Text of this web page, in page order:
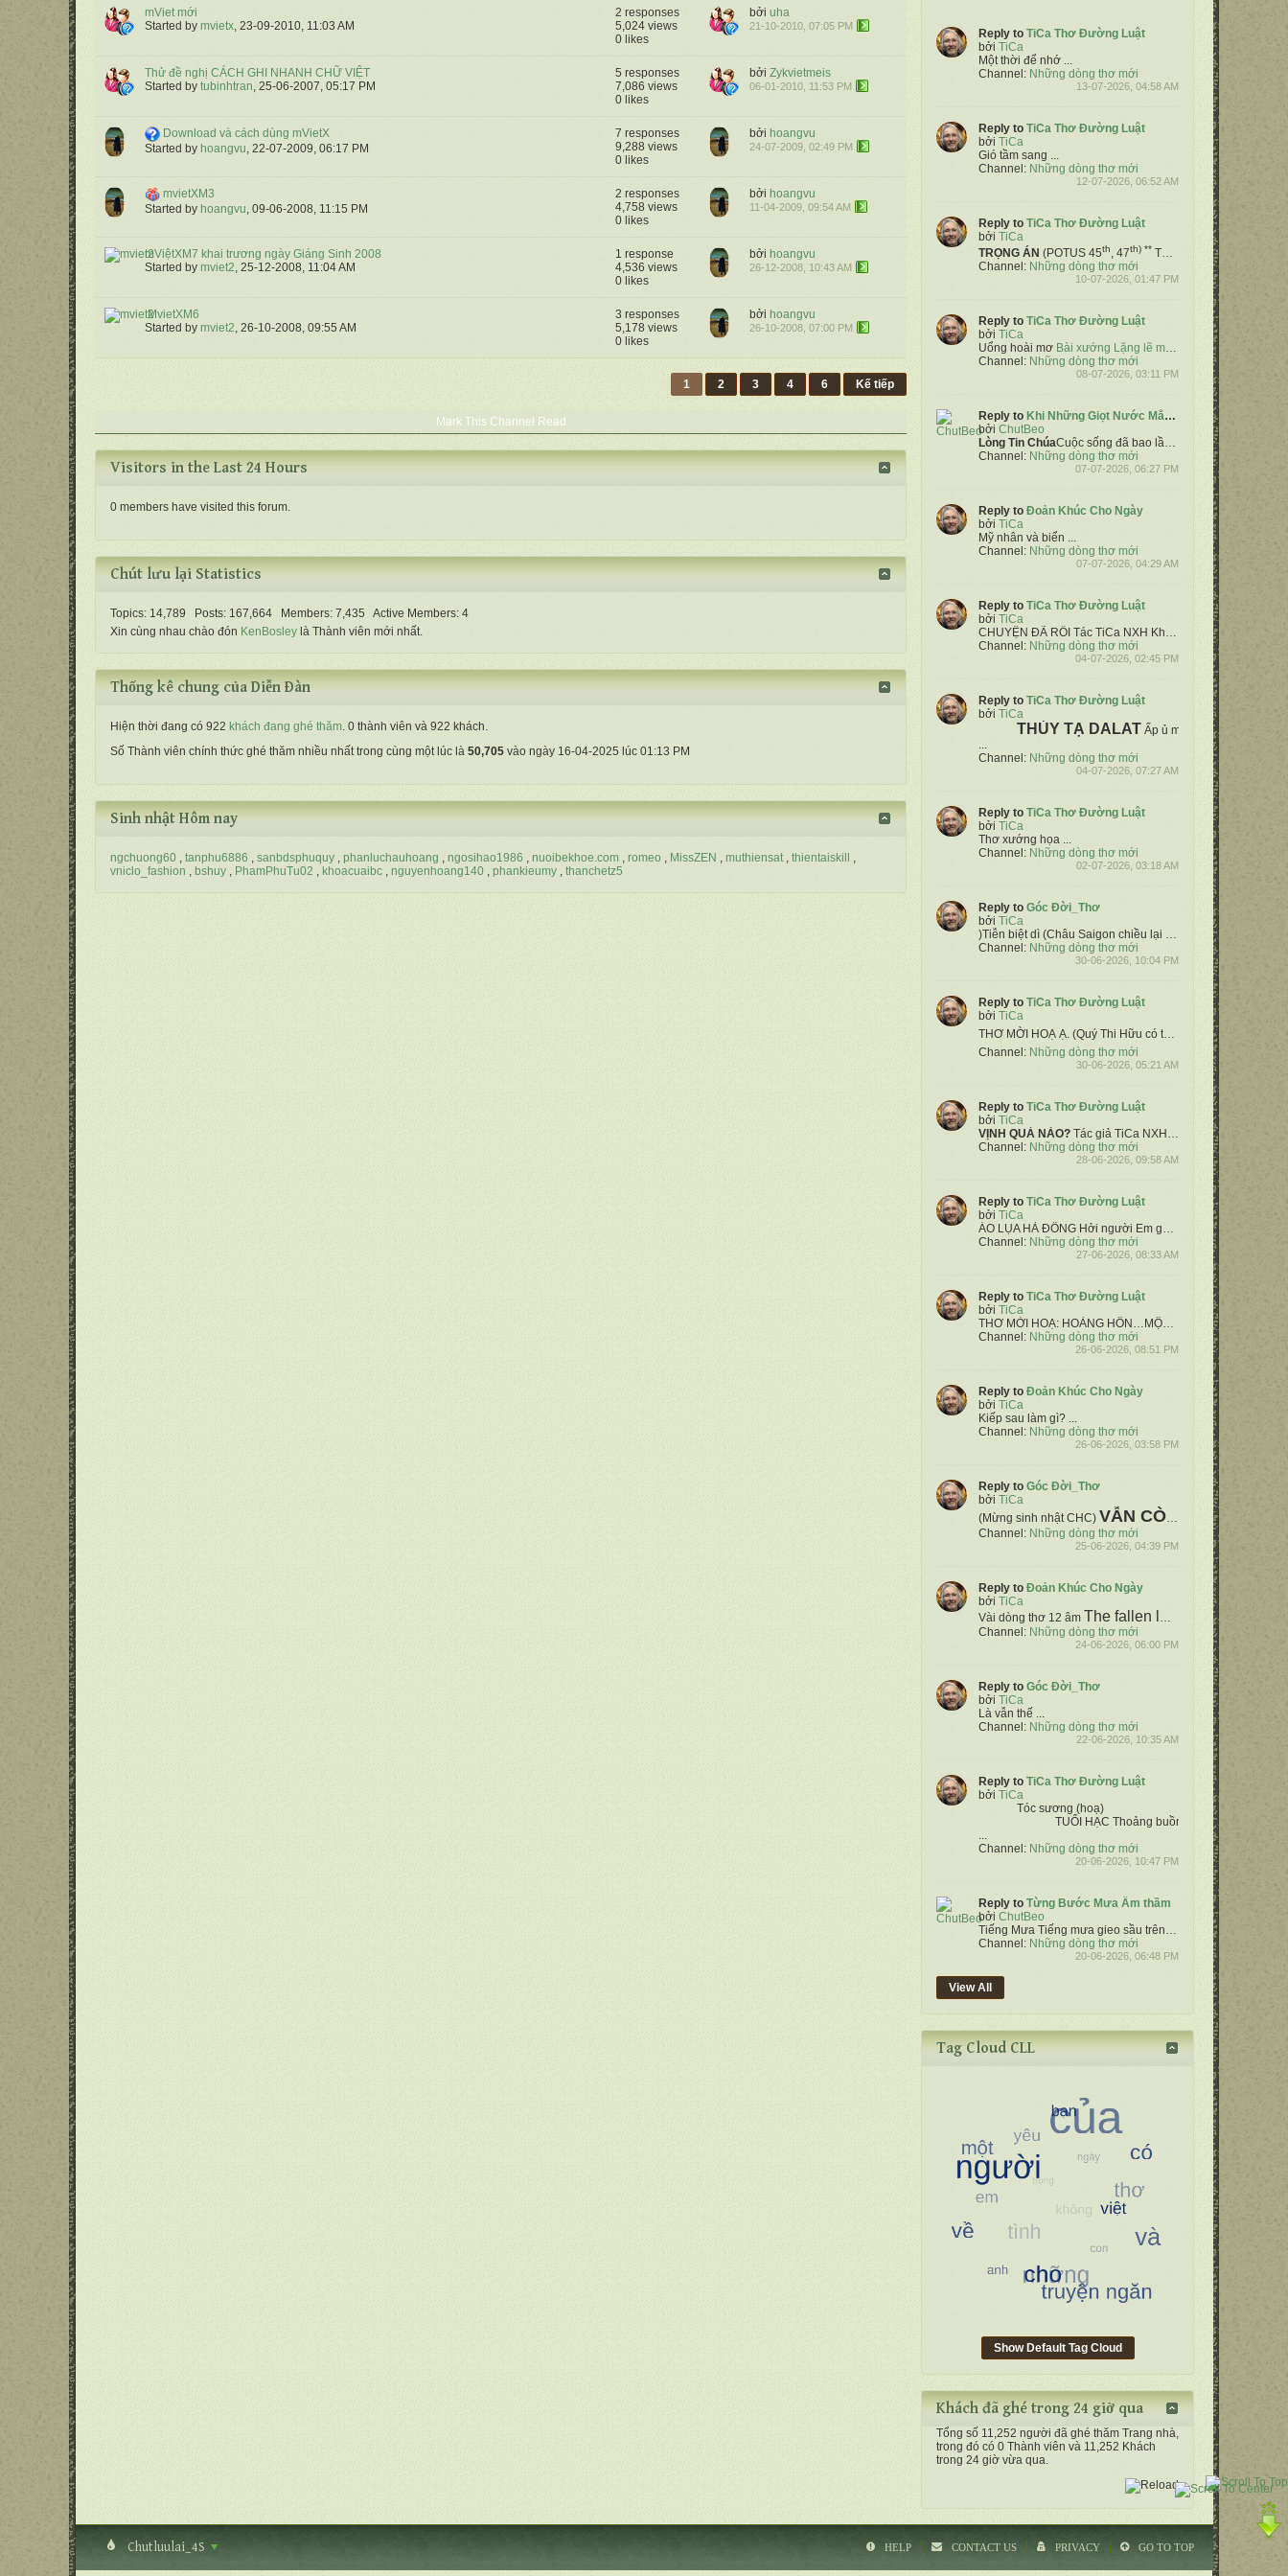
mViet mới
Started by mvietx, 23-09-2010, 11:03 AM
2 responses
5,024 views
0 likes
bởi uha
21-10-2010, 07:05 PM
Thử đề nghị CÁCH GHI NHANH CHỮ VIỆT
Started by tubinhtran, 25-06-2007, 05:17 PM
5 responses
7,086 views
0 likes
bởi Zykvietmeis
06-01-2010, 11:53 PM
Download và cách dùng mVietX
Started by hoangvu, 22-07-2009, 06:17 PM
7 responses
9,288 views
0 likes
bởi hoangvu
24-07-2009, 02:49 PM
mvietXM3
Started by hoangvu, 09-06-2008, 11:15 PM
2 responses
4,758 views
0 likes
bởi hoangvu
11-04-2009, 09:54 AM
mViệtXM7 khai trương ngày Giáng Sinh 2008
Started by mviet2, 25-12-2008, 11:04 AM
1 response
4,536 views
0 likes
bởi hoangvu
26-12-2008, 10:43 AM
MvietXM6
Started by mviet2, 26-10-2008, 09:55 AM
3 responses
5,178 views
0 likes
bởi hoangvu
26-10-2008, 07:00 PM
1 2 3 4 6 Kế tiếp
Mark This Channel Read
Visitors in the Last 24 Hours
0 members have visited this forum.
Chút lưu lại Statistics
Topics: 14,789 Posts: 167,664 Members: 7,435 Active Members: 4
Xin cùng nhau chào đón KenBosley là Thành viên mới nhất.
Thống kê chung của Diễn Ðàn
Hiện thời đang có 922 khách đang ghé thăm. 0 thành viên và 922 khách.
Số Thành viên chính thức ghé thăm nhiều nhất trong cùng một lúc là 50,705 vào ngày 16-04-2025 lúc 01:13 PM
Sinh nhật Hôm nay
ngchuong60 tanphu6886 sanbdsphuquy phanluchauhoang ngosihao1986 nuoibekhoe.com romeo MissZEN muthiensat
thientaiskill
vniclo_fashion
bshuy PhamPhuTu02 khoacuaibc nguyenhoang140 phankieumy thanchetz5
Reply to TiCa Thơ Đường Luật
bởi TiCa
Một thời để nhớ ...
Channel: Những dòng thơ mới
13-07-2026, 04:58 AM
Reply to TiCa Thơ Đường Luật
bởi TiCa
Gió tầm sang ...
Channel: Những dòng thơ mới
12-07-2026, 06:52 AM
Reply to TiCa Thơ Đường Luật
bởi TiCa
TRỌNG ÁN (POTUS 45th, 47th) ** Tác giả TiCa NXH
Channel: Những dòng thơ mới
10-07-2026, 01:47 PM
Reply to TiCa Thơ Đường Luật
bởi TiCa
Uổng hoài mơ Bài xướng Lặng lẽ mơ của LQC
Channel: Những dòng thơ mới
08-07-2026, 03:11 PM
Reply to Khi Những Giọt Nước Mắt Cuối Cùng Rơi
bởi ChutBeo
Lòng Tin ChúaCuộc sống đã bao lần trắc trở
Ngàn đường
Channel: Những dòng thơ mới
07-07-2026, 06:27 PM
Reply to Đoản Khúc Cho Ngày
bởi TiCa
Mỹ nhân và biển ...
Channel: Những dòng thơ mới
07-07-2026, 04:29 AM
Reply to TiCa Thơ Đường Luật
bởi TiCa
CHUYỆN ĐÃ RỒI Tác TiCa NXH Khoán:
Một ngày mây
Channel: Những dòng thơ mới
04-07-2026, 02:45 PM
Reply to TiCa Thơ Đường Luật
bởi TiCa
THỦY TẠ DALAT Ấp ủ mù sương bảng lãng
...
Channel: Những dòng thơ mới
04-07-2026, 07:27 AM
Reply to TiCa Thơ Đường Luật
bởi TiCa
Thơ xướng họa ...
Channel: Những dòng thơ mới
02-07-2026, 03:18 AM
Reply to Góc Đời_Thơ
bởi TiCa
)​Tiễn biệt dì (Châu Saigon chiều lại mưa giông
Channel: Những dòng thơ mới
30-06-2026, 10:04 PM
Reply to TiCa Thơ Đường Luật
bởi TiCa
THƠ MỜI HOẠ Ạ. (Quý Thi Hữu có thể lấy 5 vận chính & hoạ tự do, không cần theo thể thơ bài xướng ạ) ❤️
Channel: Những dòng thơ mới
30-06-2026, 05:21 AM
Reply to TiCa Thơ Đường Luật
bởi TiCa
VỊNH QUẢ NÀO? Tác giả TiCa NXH Đấm chịu, vì xôi dẫu
Channel: Những dòng thơ mới
28-06-2026, 09:58 AM
Reply to TiCa Thơ Đường Luật
bởi TiCa
ÁO LỤA HÀ ĐÔNG Hởi người Em gái nhỏ Hà Đông
Channel: Những dòng thơ mới
27-06-2026, 08:33 AM
Reply to TiCa Thơ Đường Luật
bởi TiCa
THƠ MỜI HOẠ: HOÀNG HÔN…MỘNG (Nđt ltvt ntvv. Bvđâ)
Channel: Những dòng thơ mới
26-06-2026, 08:51 PM
Reply to Đoản Khúc Cho Ngày
bởi TiCa
Kiếp sau làm gì? ...
Channel: Những dòng thơ mới
26-06-2026, 03:58 PM
Reply to Góc Đời_Thơ
bởi TiCa
(Mừng sinh nhật CHC) VẪN CÒN PHONG
Channel: Những dòng thơ mới
25-06-2026, 04:39 PM
Reply to Đoản Khúc Cho Ngày
bởi TiCa
Vài dòng thơ 12 âm The fallen leaves i am sitting
Channel: Những dòng thơ mới
24-06-2026, 06:00 PM
Reply to Góc Đời_Thơ
bởi TiCa
Là vẫn thế ...
Channel: Những dòng thơ mới
22-06-2026, 10:35 AM
Reply to TiCa Thơ Đường Luật
bởi TiCa
Tóc sương (hoạ)
TUỔI HẠC Thoảng buồn mái tóc đẫm màu
...
Channel: Những dòng thơ mới
20-06-2026, 10:47 PM
Reply to Từng Bước Mưa Âm thầm
bởi ChutBeo
Tiếng Mưa Tiếng mưa gieo sầu trên phiến đá
Từng hạt trôi
Channel: Những dòng thơ mới
20-06-2026, 06:48 PM
View All
Tag Cloud CLL
Show Default Tag Cloud
Khách đã ghé trong 24 giờ qua
Tổng số 11,252 người đã ghé thăm Trang nhà,
trong đó có 0 Thành viên và 11,252 Khách
trong 24 giờ vừa qua.
Chutluulai_4S HELP CONTACT US PRIVACY GO TO TOP